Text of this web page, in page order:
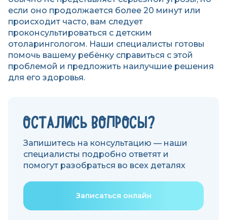
если оно продолжается более 20 минут или
происходит часто, вам следует
проконсультироваться с детским
отоларингологом. Наши специалисты готовы
помочь вашему ребёнку справиться с этой
проблемой и предложить наилучшие решения
для его здоровья.
ОСТАЛИСЬ ВОПРОСЫ?
Запишитесь на консультацию — наши
специалисты подробно ответят и
помогут разобраться во всех деталях
Записаться онлайн